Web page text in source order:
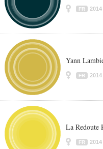
FR 2014
Yann
FR 2014
La Redoute
FR 2014